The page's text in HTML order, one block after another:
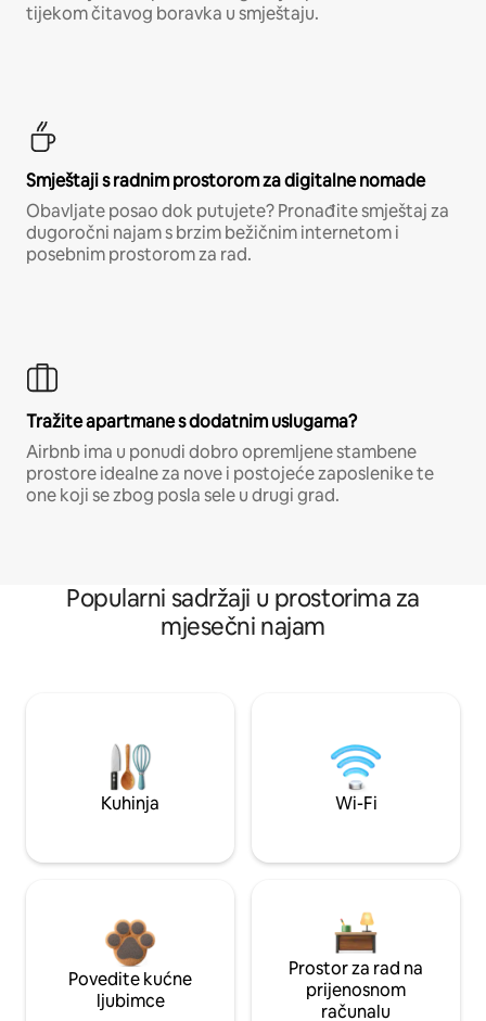
tijekom čitavog boravka u smještaju.
Smještaji s radnim prostorom za digitalne nomade
Obavljate posao dok putujete? Pronađite smještaj za
dugoročni najam s brzim bežičnim internetom i
posebnim prostorom za rad.
Tražite apartmane s dodatnim uslugama?
Airbnb ima u ponudi dobro opremljene stambene
prostore idealne za nove i postojeće zaposlenike te
one koji se zbog posla sele u drugi grad.
Popularni sadržaji u prostorima za
mjesečni najam
Kuhinja Wi-Fi
Povedite kućne
ljubimce
Prostor za rad na
prijenosnom
računalu